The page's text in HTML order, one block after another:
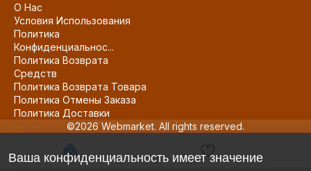
О Нас
Условия Использования
Политика
Конфиденциальнос...
Политика Возврата
Средств
Политика Возврата Товара
Политика Отмены Заказа
Политика Доставки
©2026 Webmarket. All rights reserved.
Ваша конфиденциальность имеет значение